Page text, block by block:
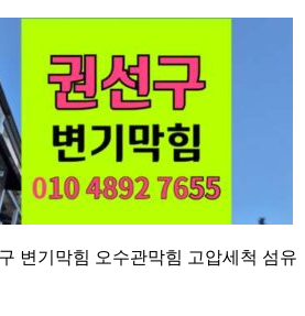
변기막힘 오수관막힘 고압세척 섬유